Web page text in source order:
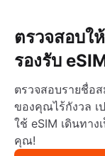
ตรวจสอบใ
รองรับ
ตรวจสอบรายชื่อ
ของคุณไร้กังวล เ
ใช้ eSIM เดินทาง
คุณ!